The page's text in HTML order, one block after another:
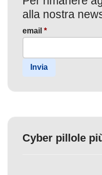
alla nostra
email *
Invia
Cyber pillole